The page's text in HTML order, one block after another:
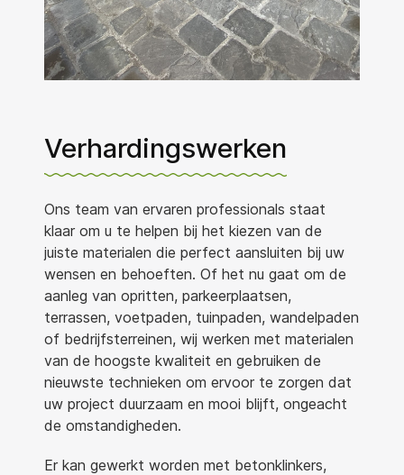
Verhardingswerken
Ons team van ervaren professionals staat
klaar om u te helpen bij het kiezen van de
juiste materialen die perfect aansluiten bij uw
wensen en behoeften. Of het nu gaat om de
aanleg van opritten, parkeerplaatsen,
terrassen, voetpaden, tuinpaden, wandelpaden
of bedrijfsterreinen, wij werken met materialen
van de hoogste kwaliteit en gebruiken de
nieuwste technieken om ervoor te zorgen dat
uw project duurzaam en mooi blijft, ongeacht
de omstandigheden.
Er kan gewerkt worden met betonklinkers,